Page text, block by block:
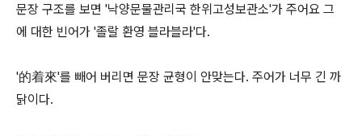
문장 구조를 보면 '낙양문물관리국 한위고성보관소'가 주어요 그
에 대한 빈어가 '졸랄 환영 블라블라'다.
'的着來'를 빼어 버리면 문장 균형이 안맞는다. 주어가 너무 긴 까
닭이다.